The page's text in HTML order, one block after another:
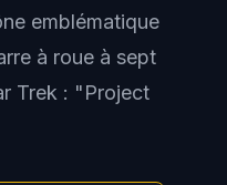
emblématique
à roue à sept
Trek : "Project